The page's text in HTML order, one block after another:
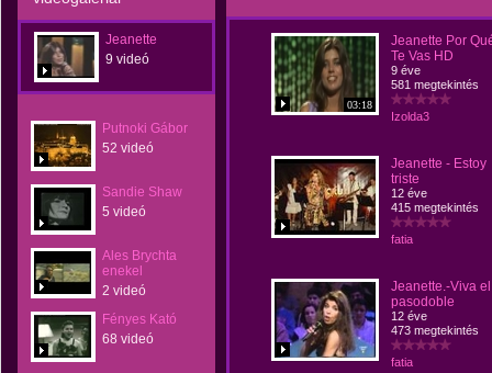
Jeanette
9 videó
Putnoki Gábor
52 videó
Sandie Shaw
5 videó
Ales Brychta
enekel
2 videó
Fényes Kató
68 videó
03:18
Jeanette Por
Te Vas HD
9 éve
581 megtekintés
Izolda3
Jeanette - Estoy
triste
12 éve
415 megtekintés
fatia
Jeanette.-Viva el
pasodoble
12 éve
473 megtekintés
fatia